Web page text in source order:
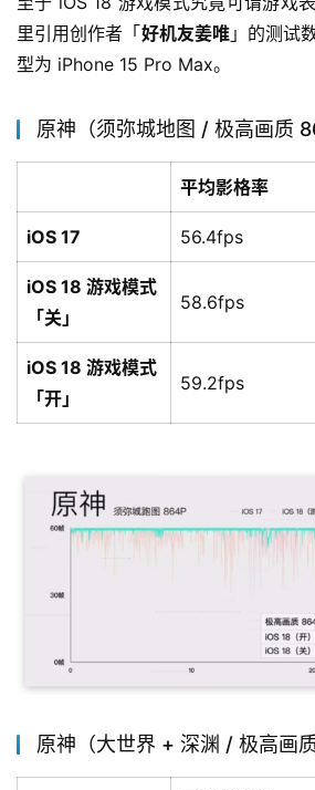
里引用创作者「好机友姜唯」的测试
型为 iPhone 15 Pro Max。
原神（须弥城地图 / 极高画质
平均影格率
iOS 17 56.4fps
iOS 18 游戏模式
「关」
58.6fps
iOS 18 游戏模式
「开」
59.2fps
原神（大世界 + 深渊 / 极高画